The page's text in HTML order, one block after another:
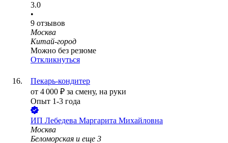
3.0
•
9 отзывов
Москва
Китай-город
Можно без резюме
Откликнуться
Пекарь-кондитер
от 4 000 ₽ за смену, на руки
Опыт 1-3 года
ИП Лебедева Маргарита Михайловна
Москва
Беломорская и еще 3